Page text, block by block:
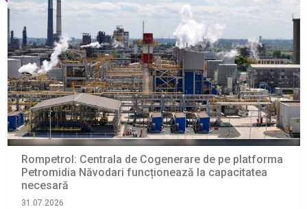
Rompetrol: Centrala de Cogenerare de pe platforma
Petromidia Năvodari funcționează la capacitatea
necesară
31.07.2026